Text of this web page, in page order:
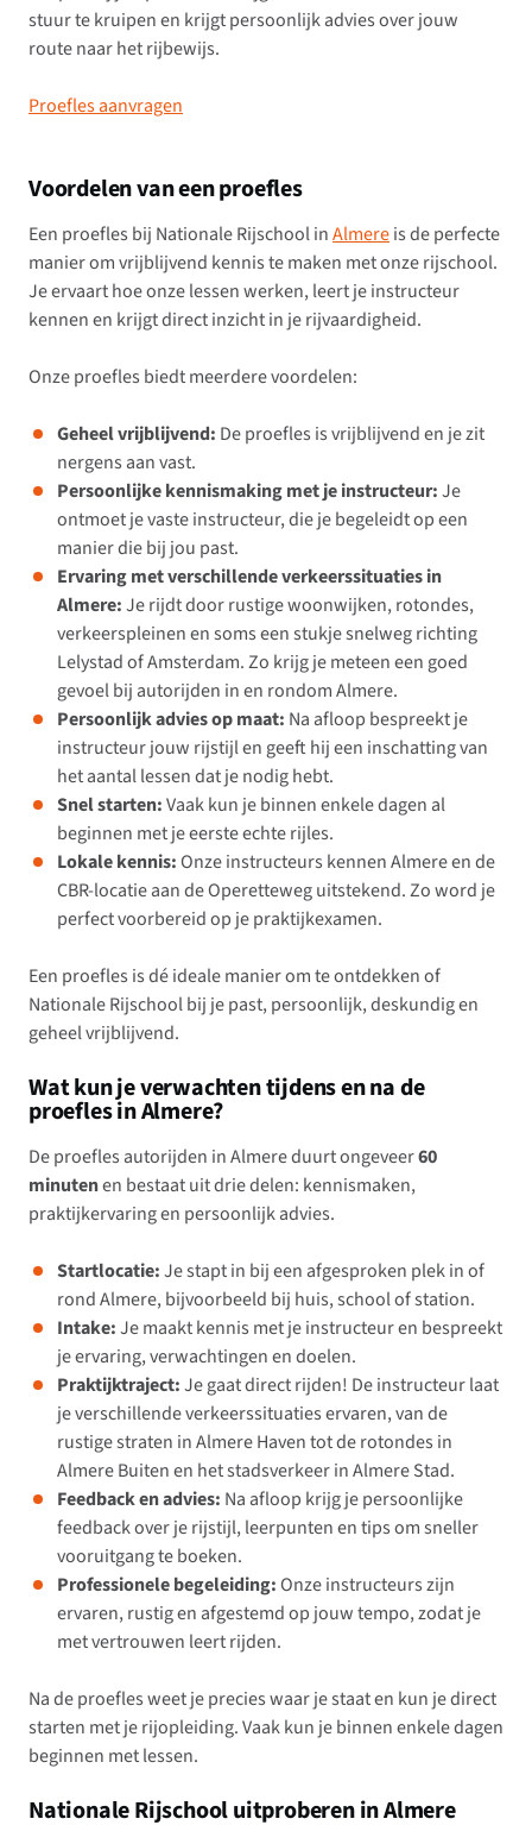
stuur te kruipen en krijgt persoonlijk advies over jouw
route naar het rijbewijs.
Proefles aanvragen
Voordelen van een proefles
Een proefles bij Nationale Rijschool inAlmereis de perfecte
manier om vrijblijvend kennis te maken met onze rijschool.
Je ervaart hoe onze lessen werken, leert je instructeur
kennen en krijgt direct inzicht in je rijvaardigheid.
Onze proefles biedt meerdere voordelen:
Geheel vrijblijvend: De proefles is vrijblijvend en je zit
nergens aan vast.
Persoonlijke kennismaking met je instructeur:Je
ontmoet je vaste instructeur, die je begeleidt op een
manier die bij jou past.
Ervaring met verschillende verkeerssituaties in
Almere:Je rijdt door rustige woonwijken, rotondes,
verkeerspleinen en soms een stukje snelweg richting
Lelystad of Amsterdam. Zo krijg je meteen een goed
gevoel bij autorijden in en rondom Almere.
Persoonlijk advies op maat: Na afloop bespreekt je
instructeur jouw rijstijl en geeft hij een inschatting van
het aantal lessen dat je nodig hebt.
Snel starten:Vaak kun je binnen enkele dagen al
beginnen met je eerste echte rijles.
Lokale kennis:Onze instructeurs kennen Almere en de
CBR-locatie aan de Operetteweg uitstekend. Zo word je
perfect voorbereid op je praktijkexamen.
Een proefles is dé ideale manier om te ontdekken of
Nationale Rijschool bij je past, persoonlijk, deskundig en
geheel vrijblijvend.
Wat kun je verwachten tijdens en na de
proefles in Almere?
De proefles autorijden in Almere duurt ongeveer60
minutenen bestaat uit drie delen: kennismaken,
praktijkervaring en persoonlijk advies.
Startlocatie:Je stapt in bij een afgesproken plek in of
rond Almere, bijvoorbeeld bij huis, school of station.
Intake:Je maakt kennis met je instructeur en bespreekt
je ervaring, verwachtingen en doelen.
Praktijktraject:Je gaat direct rijden! De instructeur laat
je verschillende verkeerssituaties ervaren, van de
rustige straten in Almere Haven tot de rotondes in
Almere Buiten en het stadsverkeer in Almere Stad.
Feedback en advies: Na afloop krijg je persoonlijke
feedback over je rijstijl, leerpunten en tips om sneller
vooruitgang te boeken.
Professionele begeleiding:Onze instructeurs zijn
ervaren, rustig en afgestemd op jouw tempo, zodat je
met vertrouwen leert rijden.
Na de proefles weet je precies waar je staat en kun je direct
starten met je rijopleiding. Vaak kun je binnen enkele dagen
beginnen met lessen.
Nationale Rijschool uitproberen in Almere